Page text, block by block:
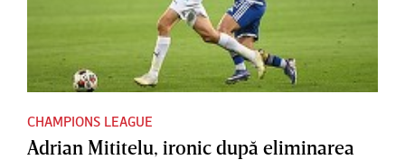
CHAMPIONS LEAGUE
Adrian Mititelu, ironic după eliminarea